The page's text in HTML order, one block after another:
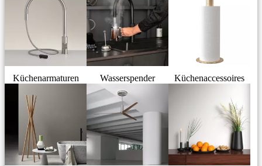
Küchenarmaturen Wasserspender Küchenaccessoires